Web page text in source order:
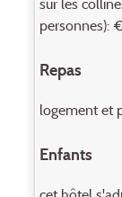
sur les
personnes):
Repas
logement et
Enfants